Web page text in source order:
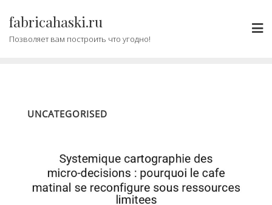
содержимому
fabricahaski.ru
Позволяет вам построить что угодно!
UNCATEGORISED